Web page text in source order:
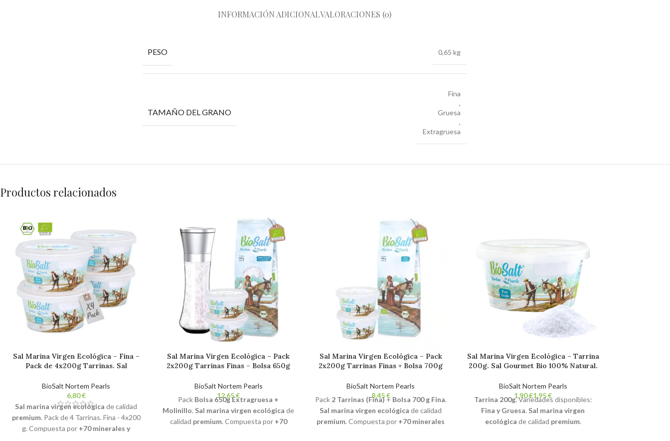
INFORMACIÓN ADICIONALVALORACIONES (0)
PESO 0,65 kg
TAMAÑO DEL GRANO
Fina
,
Gruesa
,
Extragruesa
Productos relacionados
Sal Marina Virgen Ecológica – Fina –
Pack de 4x200g Tarrinas. Sal
Sin Aditivos.
BioSalt Nortem Pearls
€
Sal marina virgen ecológicade calidad
premium. Pack de 4 Tarrinas. Fina - 4x200
g. Compuesta por +70 minerales y
Sal Marina Virgen Ecológica – Pack
2x200g Tarrinas Finas – Bolsa 650g
Bio 100% Natural. Sin Refinar. Sin
Aditivos.
BioSalt Nortem Pearls
€
Pack Bolsa 650g Extragruesa +
Molinillo. Sal marina virgen ecológicade
calidad premium. Compuesta por+70
Sal Marina Virgen Ecológica – Pack
2x200g Tarrinas Finas + Bolsa 700g
Sin Refinar. Sin Aditivos.
BioSalt Nortem Pearls
€
Pack 2 Tarrinas (Fina)+ Bolsa 700 g Fina.
Sal marina virgen ecológicade calidad
premium. Compuesta por +70 minerales
Sal Marina Virgen Ecológica – Tarrina
200g. Sal Gourmet Bio 100% Natural.
BioSalt Nortem Pearls
€
€
Tarrina 200g. Variedades disponibles:
Fina y Gruesa. Sal marina virgen
ecológica de calidad premium.